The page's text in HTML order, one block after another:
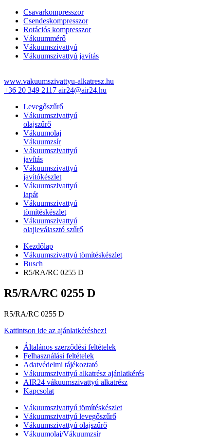
Csavarkompresszor
Csendeskompresszor
Rotációs kompresszor
Vákuummérő
Vákuumszivattyú
Vákuumszivattyú javítás
www.vakuumszivattyu-alkatresz.hu
+36 20 349 2117 air24@air24.hu
Levegőszűrő
Vákuumszivattyú
olajszűrő
Vákuumolaj
Vákuumzsír
Vákuumszivattyú
javítás
Vákuumszivattyú
javítókészlet
Vákuumszivattyú
lapát
Vákuumszivattyú
tömítéskészlet
Vákuumszivattyú
olajleválasztó szűrő
Kezdőlap
Vákuumszivattyú tömítéskészlet
Busch
R5/RA/RC 0255 D
R5/RA/RC 0255 D
R5/RA/RC 0255 D
Kattintson ide az ajánlatkéréshez!
Általános szerződési feltételek
Felhasználási feltételek
Adatvédelmi tájékoztató
Vákuumszivattyú alkatrész ajánlatkérés
AIR24 vákuumszivattyú alkatrész
Kapcsolat
Vákuumszivattyú tömítéskészlet
Vákuumszivattyú levegőszűrő
Vákuumszivattyú olajszűrő
Vákuumolaj/Vákuumzsír